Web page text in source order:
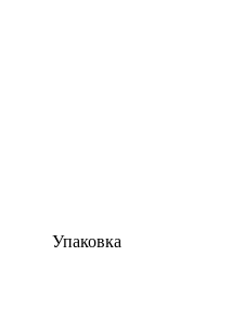
Упаковка